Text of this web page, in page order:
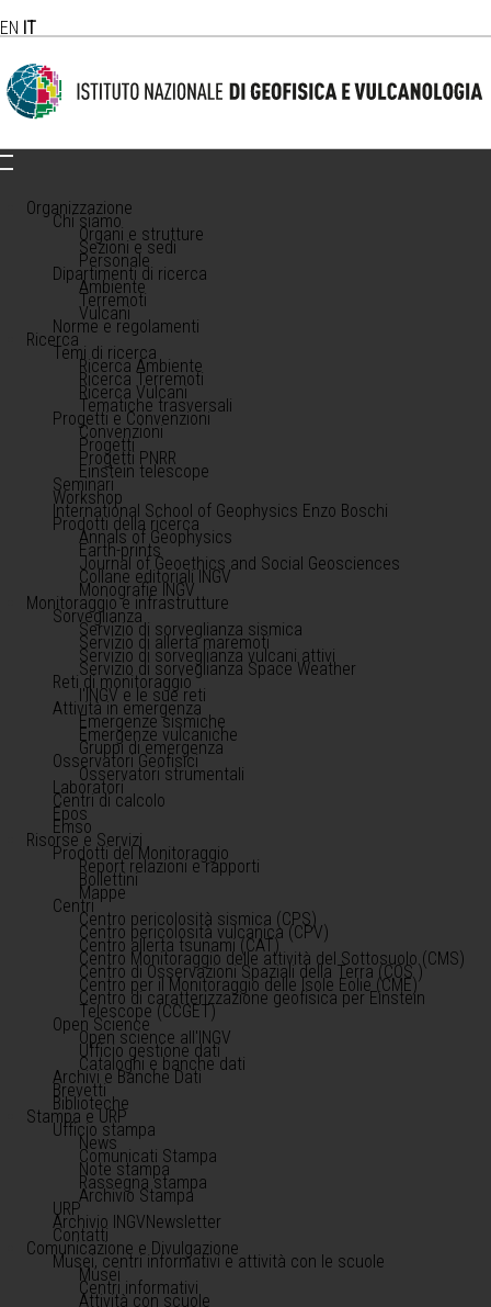
EN IT
Organizzazione
Chi siamo
Organi e strutture
Sezioni e sedi
Personale
Dipartimenti di ricerca
Ambiente
Terremoti
Vulcani
Norme e regolamenti
Ricerca
Temi di ricerca
Ricerca Ambiente
Ricerca Terremoti
Ricerca Vulcani
Tematiche trasversali
Progetti e Convenzioni
Convenzioni
Progetti
Progetti PNRR
Einstein telescope
Seminari
Workshop
International School of Geophysics Enzo Boschi
Prodotti della ricerca
Annals of Geophysics
Earth-prints
Journal of Geoethics and Social Geosciences
Collane editoriali INGV
Monografie INGV
Monitoraggio e infrastrutture
Sorveglianza
Servizio di sorveglianza sismica
Servizio di allerta maremoti
Servizio di sorveglianza vulcani attivi
Servizio di sorveglianza Space Weather
Reti di monitoraggio
l'INGV e le sue reti
Attività in emergenza
Emergenze sismiche
Emergenze vulcaniche
Gruppi di emergenza
Osservatori Geofisici
Osservatori strumentali
Laboratori
Centri di calcolo
Epos
Emso
Risorse e Servizi
Prodotti del Monitoraggio
Report relazioni e rapporti
Bollettini
Mappe
Centri
Centro pericolosità sismica (CPS)
Centro pericolosità vulcanica (CPV)
Centro allerta tsunami (CAT)
Centro Monitoraggio delle attività del Sottosuolo (CMS)
Centro di Osservazioni Spaziali della Terra (COS )
Centro per il Monitoraggio delle Isole Eolie (CME)
Centro di caratterizzazione geofisica per Einstein
Telescope (CCGET)
Open Science
Open science all'INGV
Ufficio gestione dati
Cataloghi e banche dati
Archivi e Banche Dati
Brevetti
Biblioteche
Stampa e URP
Ufficio stampa
News
Comunicati Stampa
Note stampa
Rassegna stampa
Archivio Stampa
URP
Archivio INGVNewsletter
Contatti
Comunicazione e Divulgazione
Musei, centri informativi e attività con le scuole
Musei
Centri informativi
Attività con scuole